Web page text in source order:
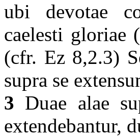
ubi devotae
caelesti
(cfr. Ez 8,2.3)
supra se
3 Duae alae
extendebantur,